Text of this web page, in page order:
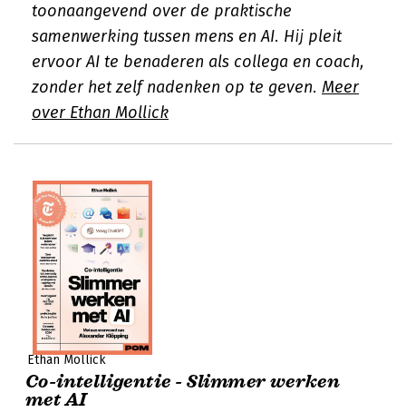
toonaangevend over de praktische
samenwerking tussen mens en AI. Hij pleit
ervoor AI te benaderen als collega en coach,
zonder het zelf nadenken op te geven. Meer
over Ethan Mollick
Ethan Mollick
Co-intelligentie - Slimmer werken
met AI